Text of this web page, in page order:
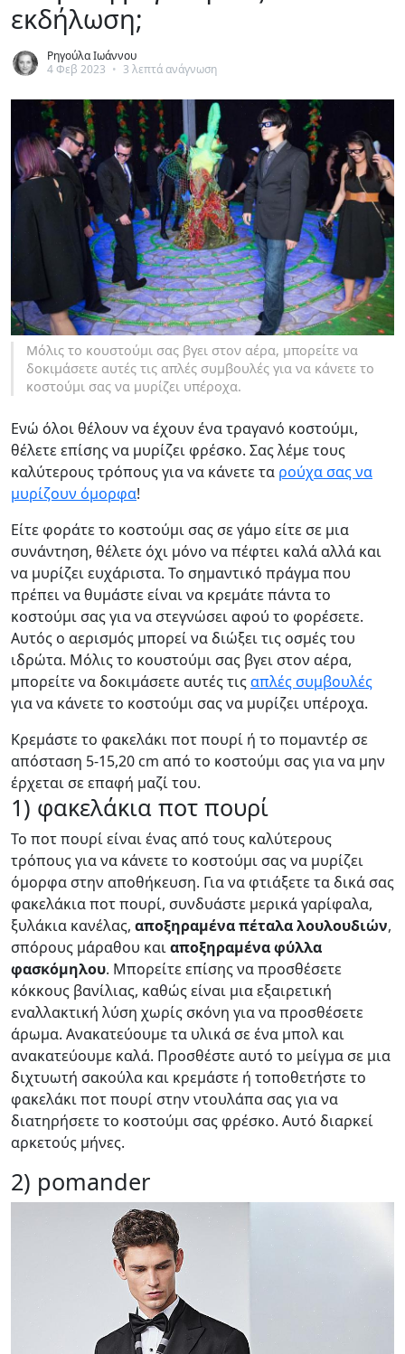
εκδήλωση;
Ρηγούλα Ιωάννου
4 Φεβ 2023 • 3 λεπτά ανάγνωση
Μόλις το κουστούμι σας βγει στον αέρα, μπορείτε να
δοκιμάσετε αυτές τις απλές συμβουλές για να κάνετε το
κοστούμι σας να μυρίζει υπέροχα.
Ενώ όλοι θέλουν να έχουν ένα τραγανό κοστούμι,
θέλετε επίσης να μυρίζει φρέσκο. Σας λέμε τους
καλύτερους τρόπους για να κάνετε τα ρούχα σας να
μυρίζουν όμορφα!
Είτε φοράτε το κοστούμι σας σε γάμο είτε σε μια
συνάντηση, θέλετε όχι μόνο να πέφτει καλά αλλά και
να μυρίζει ευχάριστα. Το σημαντικό πράγμα που
πρέπει να θυμάστε είναι να κρεμάτε πάντα το
κοστούμι σας για να στεγνώσει αφού το φορέσετε.
Αυτός ο αερισμός μπορεί να διώξει τις οσμές του
ιδρώτα. Μόλις το κουστούμι σας βγει στον αέρα,
μπορείτε να δοκιμάσετε αυτές τιςαπλές συμβουλές
για να κάνετε το κοστούμι σας να μυρίζει υπέροχα.
Κρεμάστε το φακελάκι ποτ πουρί ή το πομαντέρ σε
απόσταση 5-15,20 cm από το κοστούμι σας για να μην
έρχεται σε επαφή μαζί του.
1) φακελάκια ποτ πουρί
Το ποτ πουρί είναι ένας από τους καλύτερους
τρόπους για να κάνετε το κοστούμι σας να μυρίζει
όμορφα στην αποθήκευση. Για να φτιάξετε τα δικά σας
φακελάκια ποτ πουρί, συνδυάστε μερικά γαρίφαλα,
ξυλάκια κανέλας, αποξηραμένα πέταλα λουλουδιών,
σπόρους μάραθου καιαποξηραμένα φύλλα
φασκόμηλου. Μπορείτε επίσης να προσθέσετε
κόκκους βανίλιας, καθώς είναι μια εξαιρετική
εναλλακτική λύση χωρίς σκόνη για να προσθέσετε
άρωμα. Ανακατεύουμε τα υλικά σε ένα μπολ και
ανακατεύουμε καλά. Προσθέστε αυτό το μείγμα σε μια
διχτυωτή σακούλα και κρεμάστε ή τοποθετήστε το
φακελάκι ποτ πουρί στην ντουλάπα σας για να
διατηρήσετε το κοστούμι σας φρέσκο. Αυτό διαρκεί
αρκετούς μήνες.
2) pomander